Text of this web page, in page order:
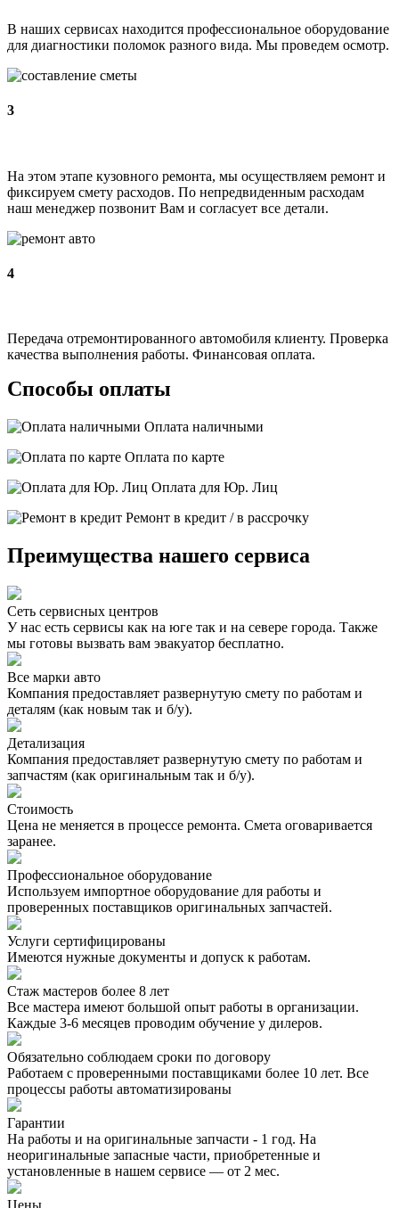
В наших сервисах находится профессиональное оборудование
для диагностики поломок разного вида. Мы проведем осмотр.
3
На этом этапе кузовного ремонта, мы осуществляем ремонт и
фиксируем смету расходов. По непредвиденным расходам
наш менеджер позвонит Вам и согласует все детали.
4
Передача отремонтированного автомобиля клиенту. Проверка
качества выполнения работы. Финансовая оплата.
Способы оплаты
Оплата наличными
Оплата по карте
Оплата для Юр. Лиц
Ремонт в кредит / в рассрочку
Преимущества нашего сервиса
Сеть сервисных центров
У нас есть сервисы как на юге так и на севере города. Также
мы готовы вызвать вам эвакуатор бесплатно.
Все марки авто
Компания предоставляет развернутую смету по работам и
деталям (как новым так и б/у).
Детализация
Компания предоставляет развернутую смету по работам и
запчастям (как оригинальным так и б/у).
Стоимость
Цена не меняется в процессе ремонта. Смета оговаривается
заранее.
Профессиональное оборудование
Используем импортное оборудование для работы и
проверенных поставщиков оригинальных запчастей.
Услуги сертифицированы
Имеются нужные документы и допуск к работам.
Стаж мастеров более 8 лет
Все мастера имеют большой опыт работы в организации.
Каждые 3-6 месяцев проводим обучение у дилеров.
Обязательно соблюдаем сроки по договору
Работаем с проверенными поставщиками более 10 лет. Все
процессы работы автоматизированы
Гарантии
На работы и на оригинальные запчасти - 1 год. На
неоригинальные запасные части, приобретенные и
установленные в нашем сервисе — от 2 мес.
Цены